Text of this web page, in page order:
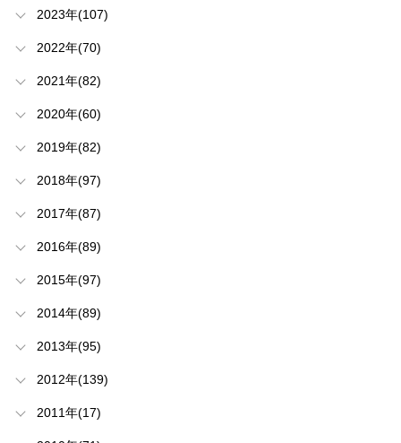
2023年(107)
2022年(70)
2021年(82)
2020年(60)
2019年(82)
2018年(97)
2017年(87)
2016年(89)
2015年(97)
2014年(89)
2013年(95)
2012年(139)
2011年(17)